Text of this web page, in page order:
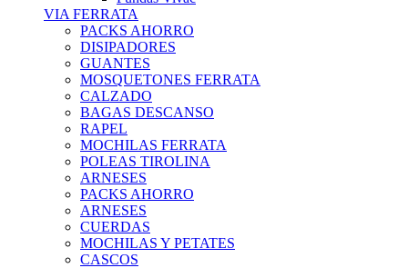
VIA FERRATA
PACKS AHORRO
DISIPADORES
GUANTES
MOSQUETONES FERRATA
CALZADO
BAGAS DESCANSO
RAPEL
MOCHILAS FERRATA
POLEAS TIROLINA
ARNESES
PACKS AHORRO
ARNESES
CUERDAS
MOCHILAS Y PETATES
CASCOS